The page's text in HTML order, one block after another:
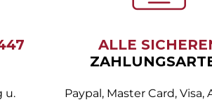
u.
ALLE
Paypal, Master Card, Visa,